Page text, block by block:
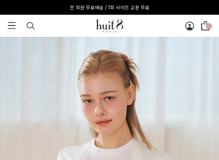
[온라인 익스클루시브] 온라인 회원 단독 40%